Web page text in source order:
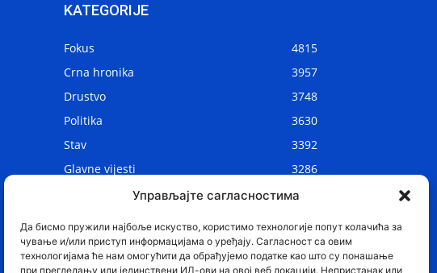
Управљајте сагласностима
Да бисмо пружили најбоље искуство, користимо технологије попут колачића за
чување и/или приступ информацијама о уређају. Сагласност са овим
технологијама ће нам омогућити да обрађујемо податке као што су понашање
при прегледању или јединствени ИД-ови на овој веб локацији. Непристанак или
KATEGORIJE
Fokus
4815
Crna hronika
3957
Drustvo
3748
Politika
3630
Stav
3392
Glavne vijesti
3286
Lokalne vijesti
2908